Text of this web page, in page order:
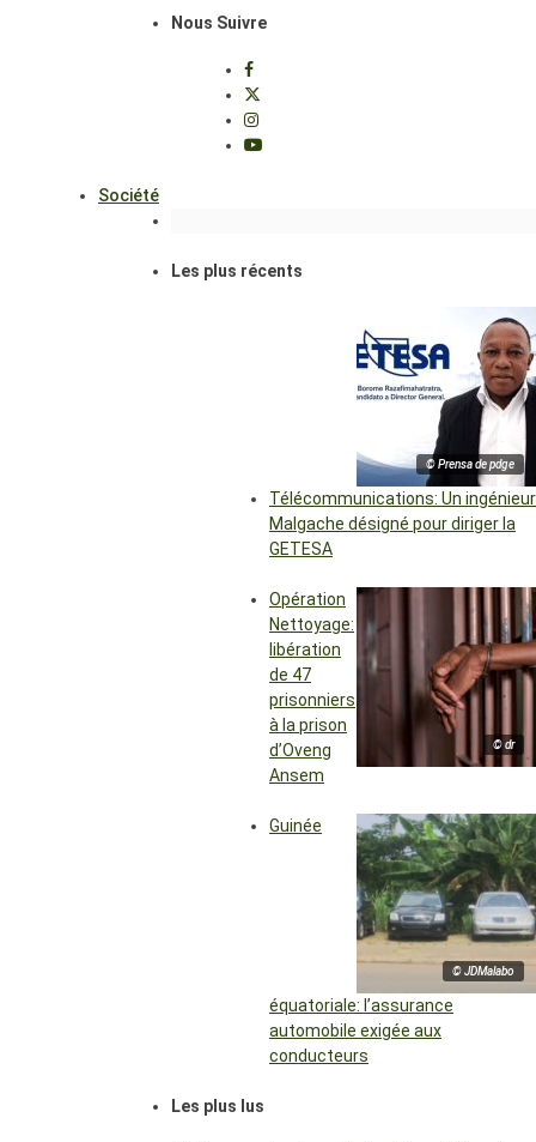
Nous Suivre
Société
Les plus récents
© Prensa de pdge
Télécommunications: Un ingénieur
Malgache désigné pour diriger la
GETESA
© dr
Opération
Nettoyage:
libération
de 47
prisonniers
à la prison
d’Oveng
Ansem
© JDMalabo
Guinée
équatoriale: l’assurance
automobile exigée aux
conducteurs
Les plus lus